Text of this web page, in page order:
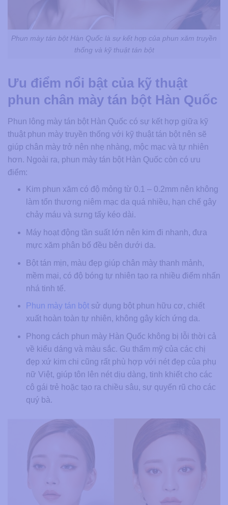
Phun mày tán bột Hàn Quốc là sự kết hợp của phun xăm truyền
thống và kỹ thuật tán bột
Ưu điểm nổi bật của kỹ thuật
phun chân mày tán bột Hàn Quốc
Phun lông mày tán bột Hàn Quốc có sự kết hợp giữa kỹ
thuật phun mày truyền thống với kỹ thuật tán bột nên sẽ
giúp chân mày trở nên nhẹ nhàng, mộc mạc và tự nhiên
hơn. Ngoài ra, phun mày tán bột Hàn Quốc còn có ưu
điểm:
Kim phun xăm có độ mỏng từ 0.1 – 0.2mm nên không
làm tổn thương niêm mạc da quá nhiều, hạn chế gây
chảy máu và sưng tấy kéo dài.
Máy hoạt động tần suất lớn nên kim đi nhanh, đưa
mực xăm phân bố đều bên dưới da.
Bột tán mịn, màu đẹp giúp chân mày thanh mảnh,
mềm mại, có độ bóng tự nhiên tạo ra nhiều điểm nhấn
nhá tinh tế.
Phun mày tán bộtsử dụng bột phun hữu cơ, chiết
xuất hoàn toàn tự nhiên, không gây kích ứng da.
Phong cách phun mày Hàn Quốc không bị lỗi thời cả
về kiểu dáng và màu sắc. Gu thẩm mỹ của các chị
đẹp xứ kim chi cũng rất phù hợp với nét đẹp của phụ
nữ Việt, giúp tôn lên nét dịu dàng, tinh khiết cho các
cô gái trẻ hoặc tạo ra chiều sâu, sự quyến rũ cho các
quý bà.